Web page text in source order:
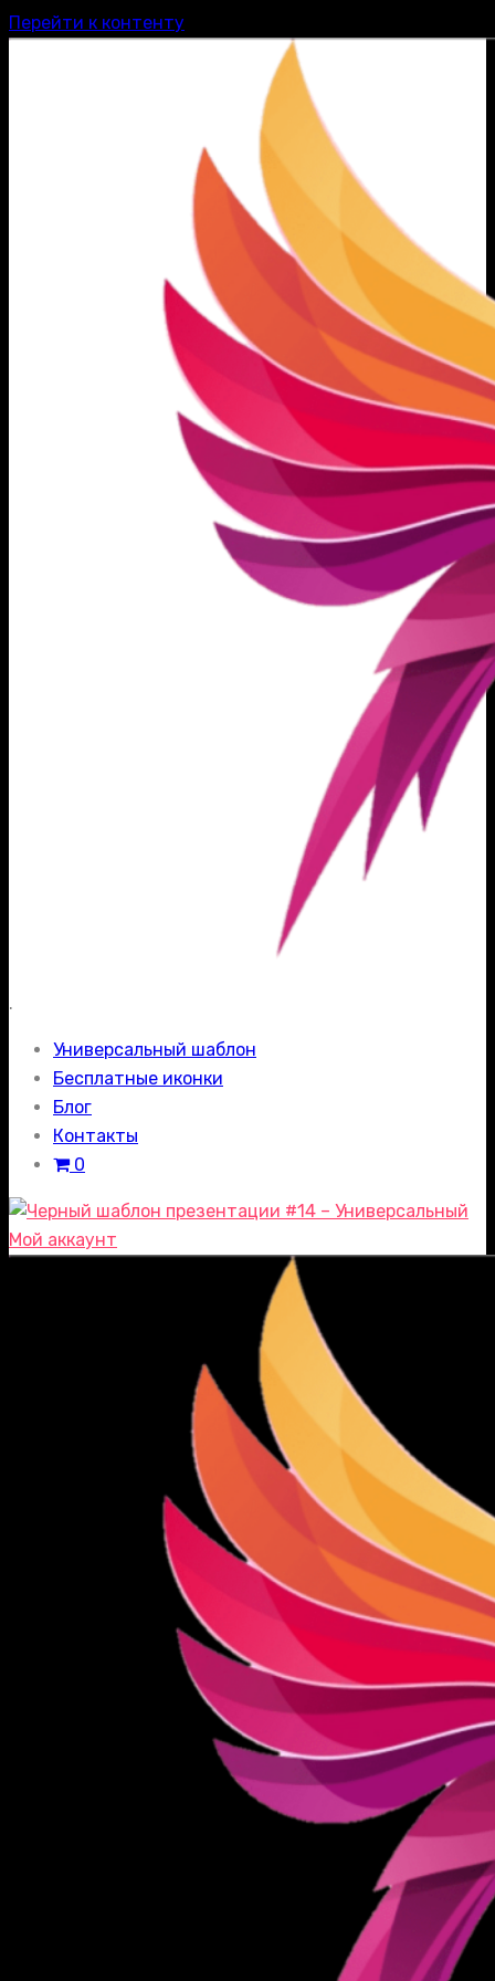
Перейти к контенту
.
Универсальный шаблон
Бесплатные иконки
Блог
Контакты
0
Мой аккаунт